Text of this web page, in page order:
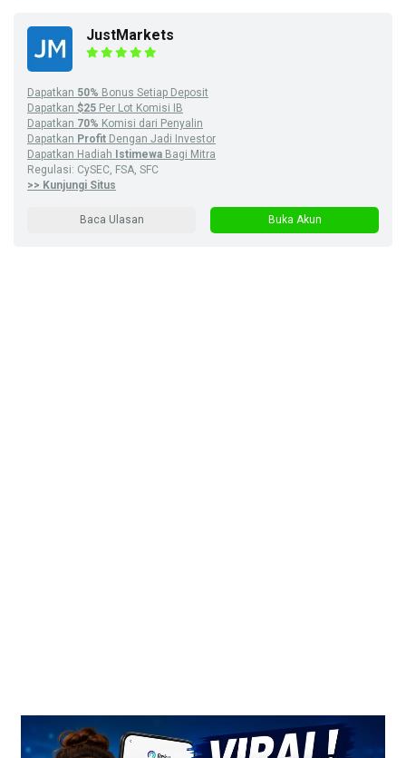
JustMarkets
Dapatkan 50% Bonus Setiap Deposit
Dapatkan $25 Per Lot Komisi IB
Dapatkan 70% Komisi dari Penyalin
Dapatkan Profit Dengan Jadi Investor
Dapatkan Hadiah
Istimewa Bagi Mitra
Regulasi: CySEC, FSA, SFC
>> Kunjungi Situs
Baca Ulasan Buka Akun